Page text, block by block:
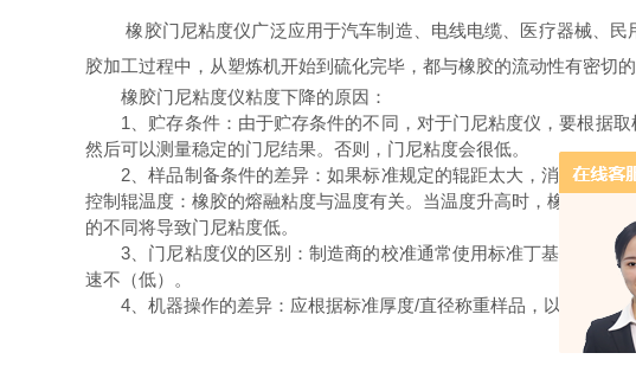
橡胶门尼粘度仪广泛应用于汽车制造、电线电缆、医疗器械、民
胶加工过程中，从塑炼机开始到硫化完毕，都与橡胶的流动性有密切
橡胶门尼粘度仪粘度下降的原因：
1、贮存条件：由于贮存条件的不同，对于门尼粘度仪，要根据取
然后可以测量稳定的门尼结果。否则，门尼粘度会很低。
2、样品制备条件的差异：如果标准规定的辊距太大，消除空气和
控制辊温度：橡胶的熔融粘度与温度有关。当温度升高时，橡胶的熔
的不同将导致门尼粘度低。
3、门尼粘度仪的区别：制造商的校准通常使用标准丁基橡胶进行
速不（低）。
4、机器操作的差异：应根据标准厚度/直径称重样品，以确保膜腔